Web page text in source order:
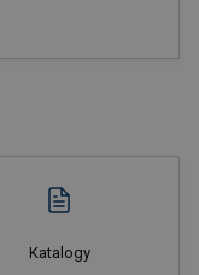
Katalogy